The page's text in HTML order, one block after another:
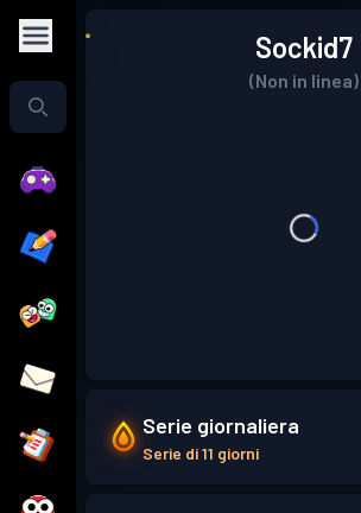
Sockid7
(Non in linea)
Serie giornaliera
Serie di 11 giorni